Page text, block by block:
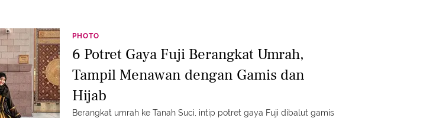
PHOTO
6 Potret Gaya Fuji Berangkat Umrah,
Tampil Menawan dengan Gamis dan
Hijab
Berangkat umrah ke Tanah Suci, intip potret gaya Fuji dibalut gamis